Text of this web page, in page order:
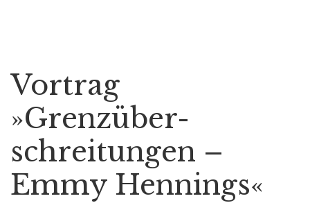
Vortrag
»Grenzüber-
schreitungen –
Emmy Hennings«